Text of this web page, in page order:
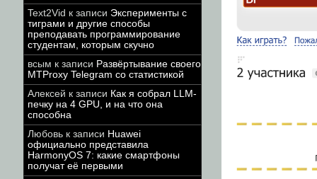
Text2Vid к записи Эксперименты с
тиграми и другие способы
преподавать программирование
студентам, которым скучно
всым к записи Развёртывание своего
MTProxy Telegram со статистикой
Алексей к записи Как я собрал LLM-
печку на 4 GPU, и на что она
способна
Любовь к записи Huawei
официально представила
HarmonyOS 7: какие смартфоны
получат её первыми